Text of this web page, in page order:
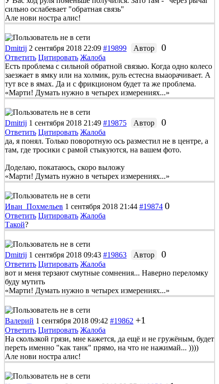
сильно ослабевает "обратная связь"
Але нови ностра алис!
Dmitrij 2 сентября 2018 22:09 #19899 Автор 0
Ответить Цитировать Жалоба
Есть проблема с сильной обратной связью. Когда одно колесо
заезжает в ямку или на холмик, руль естесна выаорачивает. А
тут все в ямах. Да и с фрикционом будет та же проблема.
«Марти! Думать нужно в четырех измерениях...»
Dmitrij 1 сентября 2018 21:49 #19875 Автор 0
Ответить Цитировать Жалоба
да, я понял. Только поворотную ось разместил не в центре, а
там, где тросики с рамой стыкуются, на вашем фото.
Доделаю, покатаюсь, скоро выложу
«Марти! Думать нужно в четырех измерениях...»
Иван_Похмельев 1 сентября 2018 21:44 #19874 0
Ответить Цитировать Жалоба
Такой?
Dmitrij 1 сентября 2018 09:43 #19863 Автор 0
Ответить Цитировать Жалоба
вот и меня терзают смутные сомнения... Наверно переломку
буду мутить
«Марти! Думать нужно в четырех измерениях...»
Валерий 1 сентября 2018 09:42 #19862 +1
Ответить Цитировать Жалоба
На скользкой грязи, мне кажется, да ещё и не гружёным, будет
переть именно "как танк" прямо, на что не нажимай... ))))
Але нови ностра алис!